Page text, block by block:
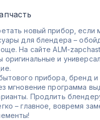
новый прибор, если
для блендера –
На сайте ALM-
оригинальные и
прибора, бренд
мгновение программа
Продлить
– главное, вовремя